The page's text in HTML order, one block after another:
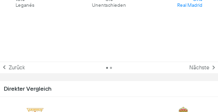
Leganés Unentschieden Real Madrid
Zurück Nächste
Direkter Vergleich